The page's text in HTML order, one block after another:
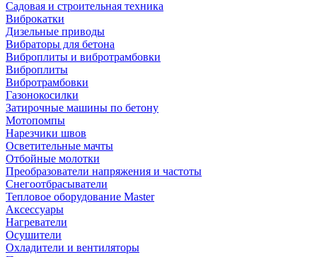
Садовая и строительная техника
Виброкатки
Дизельные приводы
Вибраторы для бетона
Виброплиты и вибротрамбовки
Виброплиты
Вибротрамбовки
Газонокосилки
Затирочные машины по бетону
Мотопомпы
Нарезчики швов
Осветительные мачты
Отбойные молотки
Преобразователи напряжения и частоты
Снегоотбрасыватели
Тепловое оборудование Master
Аксессуары
Нагреватели
Осушители
Охладители и вентиляторы